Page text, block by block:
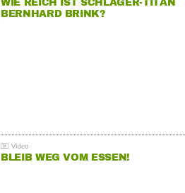
WIE REICH IST SCHLAGER-TITAN
BERNHARD BRINK?
BLEIB WEG VOM ESSEN!